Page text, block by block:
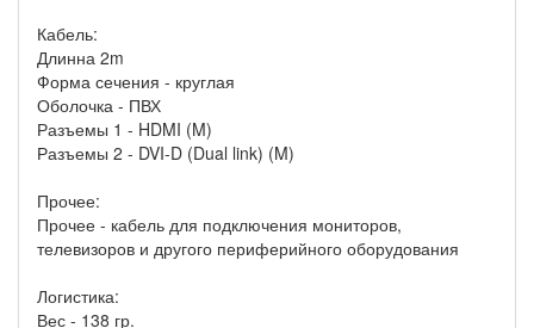
Кабель:
Длинна 2m
Форма сечения - круглая
Оболочка - ПВХ
Разъемы 1 - HDMI (M)
Разъемы 2 - DVI-D (Dual link) (M)
Прочее:
Прочее - кабель для подключения мониторов,
телевизоров и другого периферийного оборудования
Логистика:
Вес - 138 гр.